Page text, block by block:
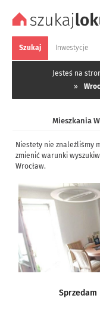
Szukaj Inwestycje
Jesteś na
»
Mieszkania
Niestety nie znaleźliśmy
zmienić warunki
Wrocław.
Sprzedam